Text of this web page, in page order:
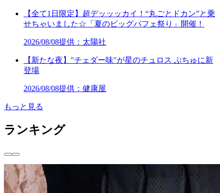
【全て1日限定】超デッッッカイ！“丸ごとドカン”と乗
せちゃいました☆「夏のビッグパフェ祭り」開催！
2026/08/08提供：太陽社
【新たな夜】"チェダー味"が星のチュロス ぷちゅに新
登場
2026/08/08提供：健康屋
もっと見る
ランキング